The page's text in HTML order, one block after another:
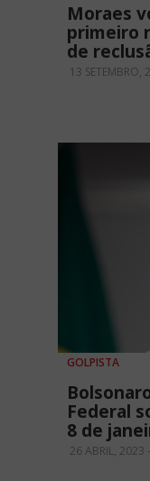
Moraes
primeiro
de
13
GOLPISTA
Federal
8 de
26 ABRIL, 2023